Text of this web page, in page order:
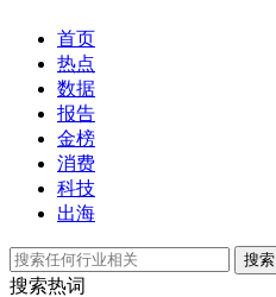
首页
热点
数据
报告
金榜
消费
科技
出海
搜索
搜索热词